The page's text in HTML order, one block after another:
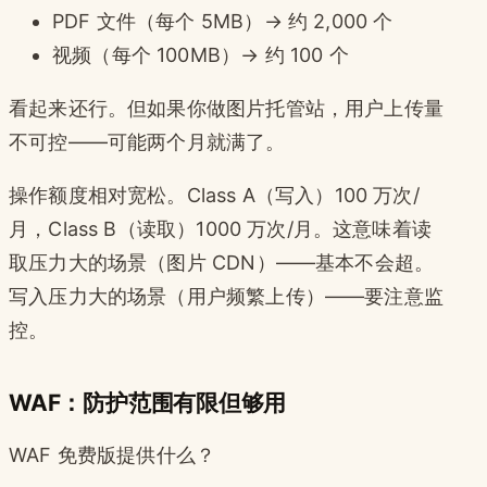
PDF 文件（每个 5MB）→ 约 2,000 个
视频（每个 100MB）→ 约 100 个
看起来还行。但如果你做图片托管站，用户上传量
不可控——可能两个月就满了。
操作额度相对宽松。Class A（写入）100 万次/
月，Class B（读取）1000 万次/月。这意味着读
取压力大的场景（图片 CDN）——基本不会超。
写入压力大的场景（用户频繁上传）——要注意监
控。
WAF：防护范围有限但够用
WAF 免费版提供什么？